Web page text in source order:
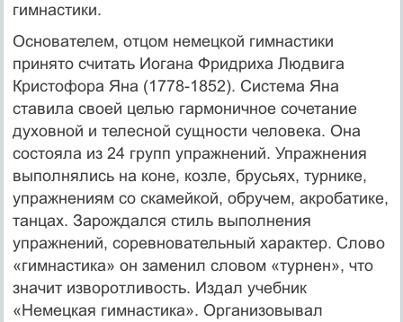
гимнастики.
Основателем, отцом немецкой гимнастики
принято считать Иогана Фридриха Людвига
Кристофора Яна (1778-1852). Система Яна
ставила своей целью гармоничное сочетание
духовной и телесной сущности человека. Она
состояла из 24 групп упражнений. Упражнения
выполнялись на коне, козле, брусьях, турнике,
упражнениям со скамейкой, обручем, акробатике,
танцах. Зарождался стиль выполнения
упражнений, соревновательный характер. Слово
«гимнастика» он заменил словом «турнен», что
значит изворотливость. Издал учебник
«Немецкая гимнастика». Организовывал